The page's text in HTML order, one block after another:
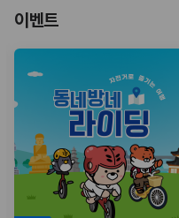
이벤트